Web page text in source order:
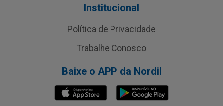
Institucional
Política de Privacidade
Trabalhe Conosco
Baixe o APP da Nordil